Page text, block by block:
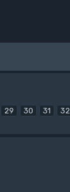
29 30 31 32